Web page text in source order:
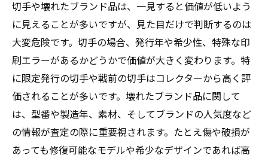
切手や壊れたブランド品の価値を見極めるため
の基礎知識と注意点
賢く売るために知っておきたい！壊れていても
高額査定を狙うコツまとめ
切手や壊れたブランド品は、一見すると価値が低いよう
に見えることが多いですが、見た目だけで判断するのは
大変危険です。切手の場合、発行年や希少性、特殊な印
刷エラーがあるかどうかで価値が大きく変わります。特
に限定発行の切手や戦前の切手はコレクターから高く評
価されることが多いです。壊れたブランド品に関して
は、型番や製造年、素材、そしてブランドの人気度など
の情報が査定の際に重要視されます。たとえ傷や破損が
あっても修復可能なモデルや希少なデザインであれば高